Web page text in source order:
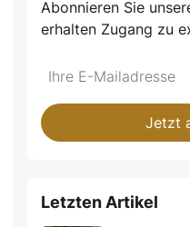
Abonnieren Sie
erhalten Zugang zu
Do
fill
this
*Ihre
Mailadresse:
Jetzt
Letzten Artikel